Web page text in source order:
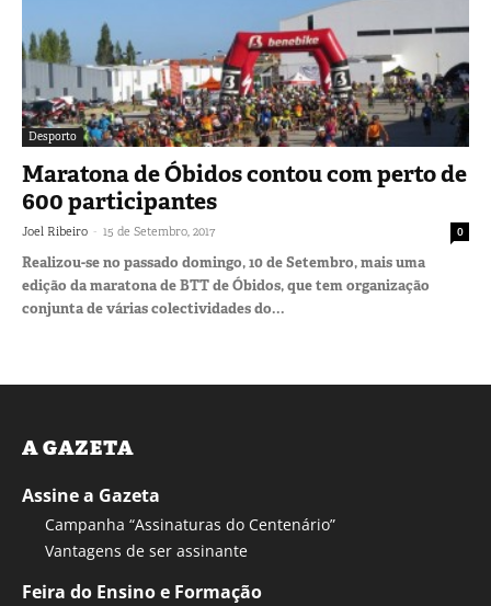
Desporto
Maratona de Óbidos contou com perto de
600 participantes
Joel Ribeiro - 15 de Setembro, 2017 0
Realizou-se no passado domingo, 10 de Setembro, mais uma
edição da maratona de BTT de Óbidos, que tem organização
conjunta de várias colectividades do...
A GAZETA
Assine a Gazeta
Campanha “Assinaturas do Centenário”
Vantagens de ser assinante
Feira do Ensino e Formação